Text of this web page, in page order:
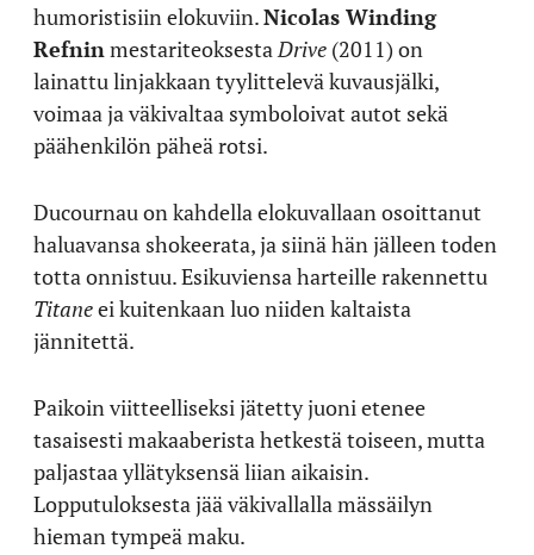
humoristisiin elokuviin.Nicolas Winding
RefninmestariteoksestaDrive (2011) on
lainattu linjakkaan tyylittelevä kuvausjälki,
voimaa ja väkivaltaa symboloivat autot sekä
päähenkilön päheä rotsi.
Ducournau on kahdella elokuvallaan osoittanut
haluavansa shokeerata, ja siinä hän jälleen toden
totta onnistuu. Esikuviensa harteille rakennettu
Titaneei kuitenkaan luo niiden kaltaista
jännitettä.
Paikoin viitteelliseksi jätetty juoni etenee
tasaisesti makaaberista hetkestä toiseen, mutta
paljastaa yllätyksensä liian aikaisin.
Lopputuloksesta jää väkivallalla mässäilyn
hieman tympeä maku.